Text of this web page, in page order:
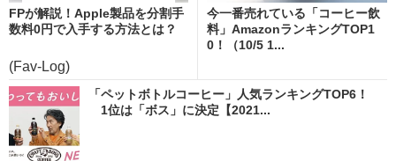
FPが解説！Apple製品を分割手
数料0円で入手する方法とは？
(Fav-Log)
今一番売れている「コーヒー飲
料」AmazonランキングTOP1
0！（10/5 1...
「ペットボトルコーヒー」人気ランキングTOP6！
1位は「ボス」に決定【2021...